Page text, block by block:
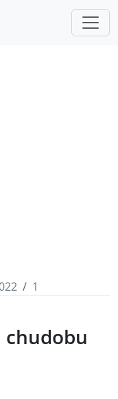
1
chudobu